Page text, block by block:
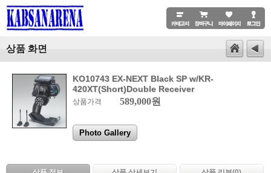
상품 화면
KO10743 EX-NEXT Black SP w/KR-
420XT(Short)Double Receiver
상품가격 589,000원
Photo Gallery